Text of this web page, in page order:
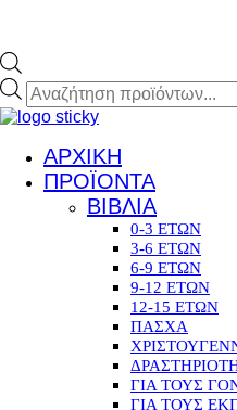
ΑΡΧΙΚΗ
ΠΡΟΪΟΝΤΑ
ΒΙΒΛΙΑ
0-3 ΕΤΩΝ
3-6 ΕΤΩΝ
6-9 ΕΤΩΝ
9-12 ΕΤΩΝ
12-15 ΕΤΩΝ
ΠΑΣΧΑ
ΓΙΑ ΤΟΥΣ
ΓΙΑ ΤΟΥΣ